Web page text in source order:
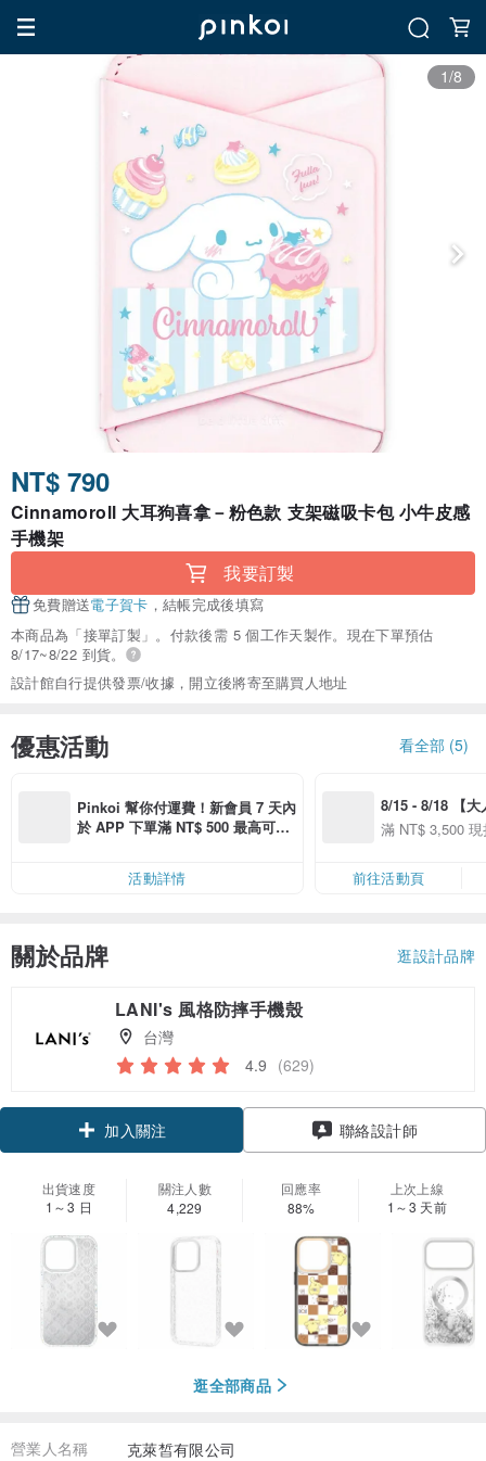
1/8
NT$ 790
Cinnamoroll 大耳狗喜拿－粉色款 支架磁吸卡包 小牛皮感
手機架
我要訂製
免費贈送電子賀卡 ，結帳完成後填寫
本商品為「接單訂製」。付款後需 5 個工作天製作。現在下單預估
8/17~8/22 到貨。
設計館自行提供發票/收據，開立後將寄至購買人地址
優惠活動 看全部 (5)
Pinkoi 幫你付運費！新會員 7 天內
於 APP 下單滿 NT$ 500 最高可折
活動詳情
8/15 - 8/18 【大
季】滿
滿 NT$ 3,500
前往活動頁
關於品牌 逛設計品牌
LANI's 風格防摔手機殼
台灣
4.9 (629)
領優惠券
加入關注 聯絡設計師
出貨速度
1～3 日
關注人數
4,229
回應率
88%
上次上線
1～3 天前
逛全部商品
營業人名稱
克萊皙有限公司